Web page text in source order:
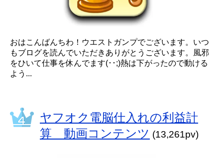
おはこんばんちわ！ウエストガンプでございます。いつ
もブログを読んでいただきありがとうございます。風邪
をひいて仕事を休んでます(･･;)熱は下がったので動ける
よう...
ヤフオク電脳仕入れの利益計
算 動画コンテンツ (13,261pv)